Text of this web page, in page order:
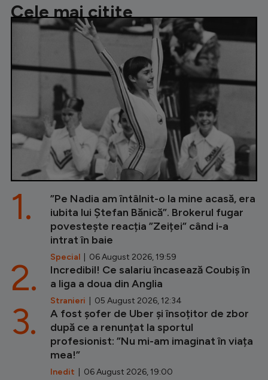
Cele mai citite
”Pe Nadia am întâlnit-o la mine acasă, era
iubita lui Ștefan Bănică”. Brokerul fugar
povestește reacția ”Zeiței” când i-a
intrat în baie
Special | 06 August 2026, 19:59
1.
Incredibil! Ce salariu încasează Coubiș în
a liga a doua din Anglia
Stranieri | 05 August 2026, 12:34
2.
A fost șofer de Uber și însoțitor de zbor
după ce a renunțat la sportul
profesionist: ”Nu mi-am imaginat în viața
mea!”
Inedit | 06 August 2026, 19:00
3.